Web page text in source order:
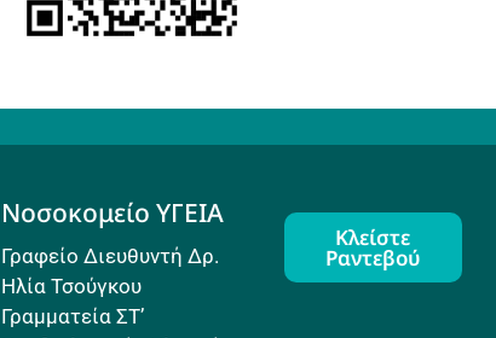
Νοσοκομείο ΥΓΕΙΑ
Γραφείο Διευθυντή Δρ.
Ηλία Τσούγκου
Γραμματεία ΣΤ’
Κλείστε
Ραντεβού